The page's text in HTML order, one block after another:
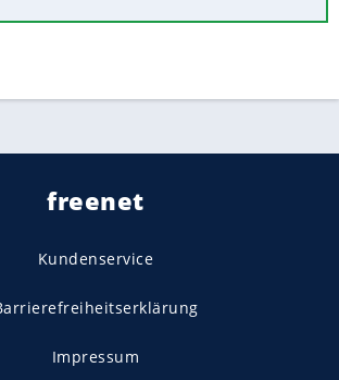
freenet
Kundenservice
Impressum